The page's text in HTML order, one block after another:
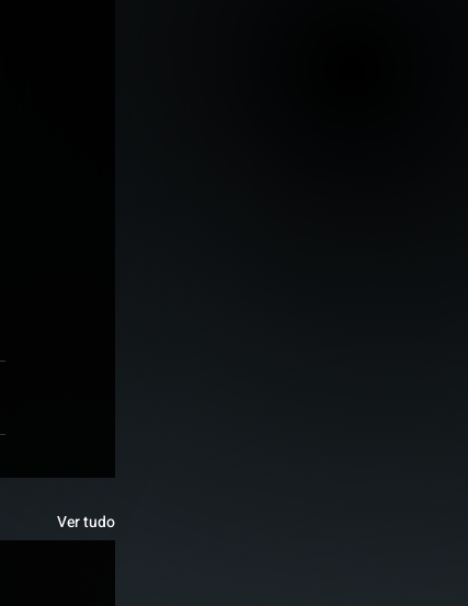
Ver tudo